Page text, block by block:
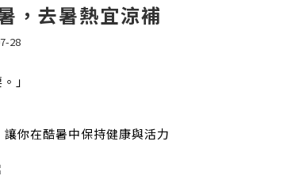
，去暑熱宜涼補
28
」
你在酷暑中保持健康與活力